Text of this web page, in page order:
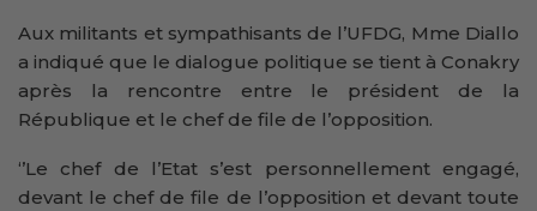
Aux militants et sympathisants de l’UFDG, Mme Diallo
a indiqué que le dialogue politique se tient à Conakry
après la rencontre entre le président de la
République et le chef de file de l’opposition.
‘’Le chef de l’Etat s’est personnellement engagé,
devant le chef de file de l’opposition et devant toute